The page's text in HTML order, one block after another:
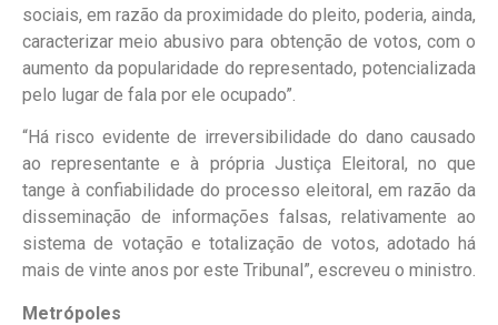
sociais, em razão da proximidade do pleito, poderia, ainda,
caracterizar meio abusivo para obtenção de votos, com o
aumento da popularidade do representado, potencializada
pelo lugar de fala por ele ocupado”.
“Há risco evidente de irreversibilidade do dano causado
ao representante e à própria Justiça Eleitoral, no que
tange à confiabilidade do processo eleitoral, em razão da
disseminação de informações falsas, relativamente ao
sistema de votação e totalização de votos, adotado há
mais de vinte anos por este Tribunal”, escreveu o ministro.
Metrópoles